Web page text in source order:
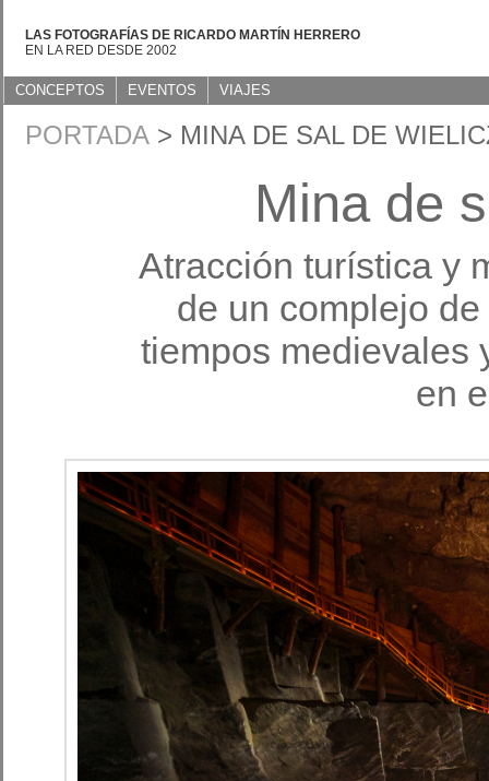
LAS FOTOGRAFÍAS DE RICARDO MARTÍN HERRERO
EN LA RED DESDE 2002
CONCEPTOS EVENTOS VIAJES
PORTADA > MINA DE SAL DE
Mina de
Atracción turística y
de un complejo
tiempos medievales
en